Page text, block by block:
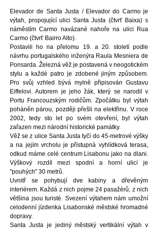
Elevador de Santa Justa / Elevador do Carmo je
výtah, propojující ulici Santa Justa (čtvrť Baixa) s
náměstím Carmo navázané nahoře na ulici Rua
Carmo (čtvrť Bairro Alto).
Postavili ho na přelomu 19. a 20. století podle
návrhu portugalského inženýra Raula Mesniera de
Ponsarda. Železná věž je postavená v neogotickém
stylu a každé patro je zdobené jiným způsobem.
Pro svůj vzhled bývá mylně připisován Gustavu
Eiffelovi. Autorem je jeho žák, který se narodil v
Portu Francouzským rodičům. Zpočátku byl výtah
poháněn párou, později přešli na elektřinu. V roce
2002, tedy sto let po svém otevření, byl výtah
zařazen mezi národní historické památky.
Věž se z ulice Santa Justa tyčí do 45-metrové výšky
a na jejím vrcholu je přístupná vyhlídková terasa,
odkud máme celé centrum Lisabonu jako na dlani.
Výškový rozdíl mezi spodní a horní ulicí je
"pouhých" 30 metrů.
Uvnitř se pohybují dve kabiny a dřevěným
interiérem. Každá z nich pojme 24 pasažérů, z nich
většina jsou turisté. Svezení výtahem nám umožní
celodenní jízdenka Lisabonské městské hromadné
dopravy.
Santa Justa je jediný městský vertikální výtah v